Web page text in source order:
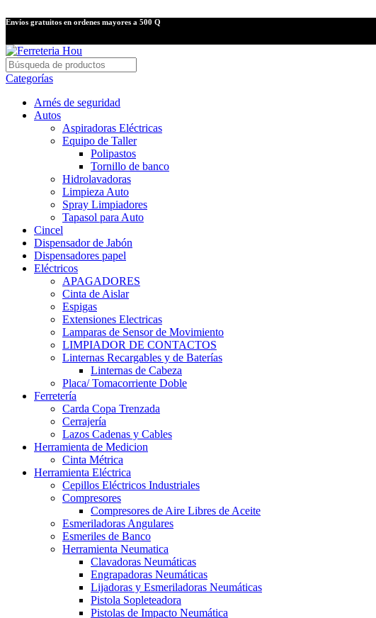
Envíos gratuitos en ordenes mayores a 500 Q
Categorías
Arnés de seguridad
Autos
Aspiradoras Eléctricas
Equipo de Taller
Polipastos
Tornillo de banco
Hidrolavadoras
Limpieza Auto
Spray Limpiadores
Tapasol para Auto
Cincel
Dispensador de Jabón
Dispensadores papel
Eléctricos
APAGADORES
Cinta de Aislar
Espigas
Extensiones Electricas
Lamparas de Sensor de Movimiento
LIMPIADOR DE CONTACTOS
Linternas Recargables y de Baterías
Linternas de Cabeza
Placa/ Tomacorriente Doble
Ferretería
Carda Copa Trenzada
Cerrajería
Lazos Cadenas y Cables
Herramienta de Medicion
Cinta Métrica
Herramienta Eléctrica
Cepillos Eléctricos Industriales
Compresores
Compresores de Aire Libres de Aceite
Esmeriladoras Angulares
Esmeriles de Banco
Herramienta Neumatica
Clavadoras Neumáticas
Engrapadoras Neumáticas
Lijadoras y Esmeriladoras Neumáticas
Pistola Sopleteadora
Pistolas de Impacto Neumática